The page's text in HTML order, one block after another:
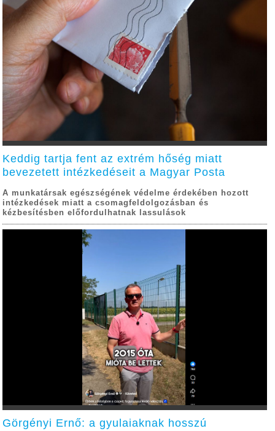
Keddig tartja fent az extrém hőség miatt
bevezetett intézkedéseit a Magyar Posta
A munkatársak egészségének védelme érdekében hozott
intézkedések miatt a csomagfeldolgozásban és
kézbesítésben előfordulhatnak lassulások
Görgényi Ernő: a gyulaiaknak hosszú